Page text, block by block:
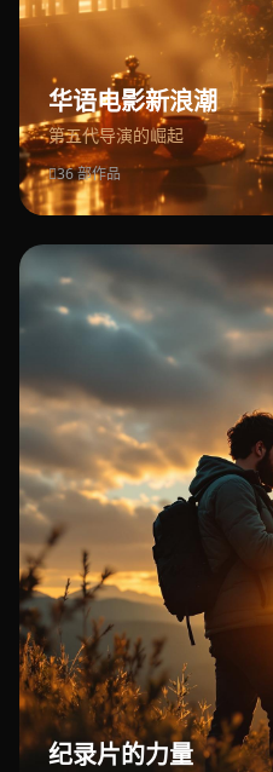
华语电影新浪潮
第五代导演的崛起
36 部作品
纪录片的力量